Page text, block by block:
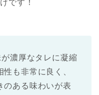
です！
濃厚なタレに凝縮
も非常に良く、
のある味わいが表